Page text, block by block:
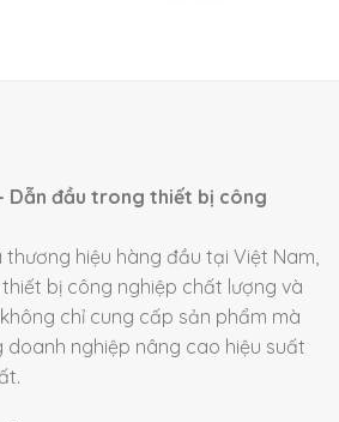
Dẫn đầu trong thiết bị công
thương hiệu hàng đầu tại Việt Nam,
bị công nghiệp chất lượng và
chỉ cung cấp sản phẩm mà
doanh nghiệp nâng cao hiệu suất